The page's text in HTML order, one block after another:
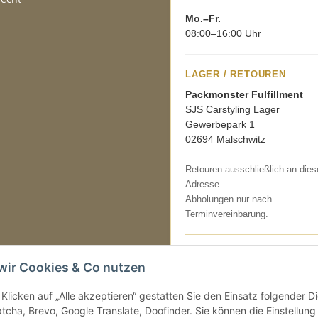
Cookies & Co nutzen
auf „Alle akzeptieren“ gestatten Sie den Einsatz folgender
Brevo, Google Translate, Doofinder. Sie können die
Mo.–Fr.
08:00–16:00 Uhr
LAGER / RETOUREN
Packmonster Fulfillment
SJS Carstyling Lager
Gewerbepark 1
02694 Malschwitz
Retouren ausschließlich an
Adresse.
Abholungen nur nach
Terminvereinbarung.